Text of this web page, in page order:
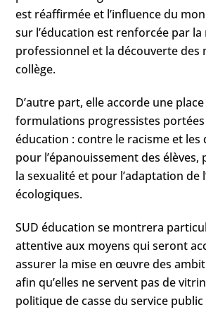
est réaffirmée et l’influence du
sur l’éducation est renforcée par
professionnel et la découverte des
collège.
D’autre part, elle accorde une
formulations progressistes portées
éducation : contre le racisme et les
pour l’épanouissement des élèves,
la sexualité et pour l’adaptation de
écologiques.
SUD éducation se montrera
attentive aux moyens qui seront
assurer la mise en œuvre des
afin qu’elles ne servent pas de
politique de casse du service public